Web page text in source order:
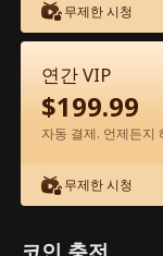
에피소드 30
전체 영화
0-49 50-72
30
무제한 시청
연간 VIP
$199.99
자동 결제. 언제든지
무제한 시청